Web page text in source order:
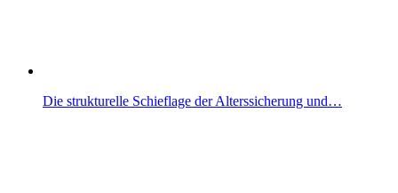
Die strukturelle Schieflage der Alterssicherung und…